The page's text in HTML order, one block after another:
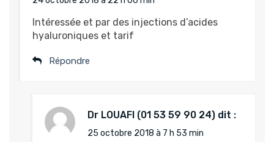
Intéressée et par des injections d’acides
hyaluroniques et tarif
Répondre
Dr LOUAFI dit :
25 octobre 2018 à 7 h 53 min